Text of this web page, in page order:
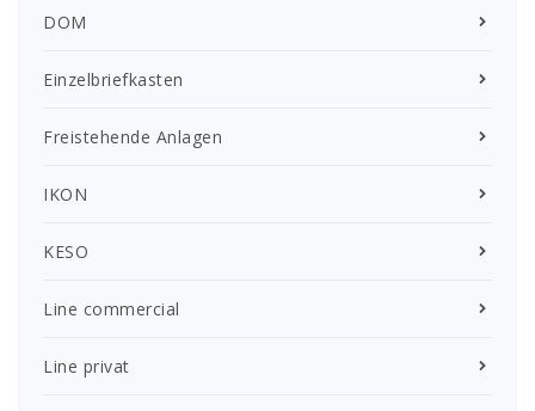
DOM
Einzelbriefkasten
Freistehende Anlagen
IKON
KESO
Line commercial
Line privat